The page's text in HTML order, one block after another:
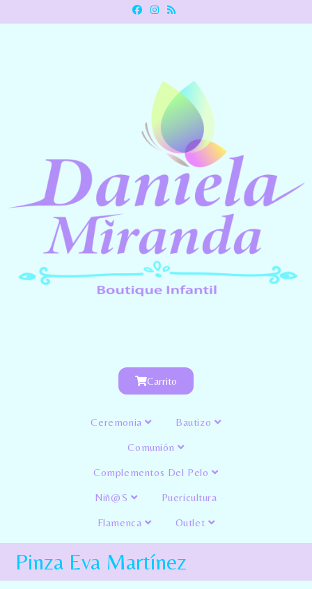
Carrito
Ceremonia Bautizo
Comunión
Complementos Del Pelo
Niñ@s Puericultura
Flamenca Outlet
Pinza Eva Martínez